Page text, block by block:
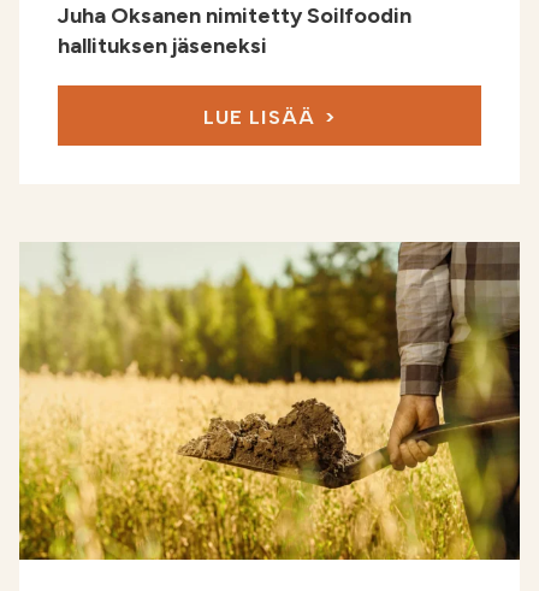
Juha Oksanen nimitetty Soilfoodin
hallituksen jäseneksi
LUE LISÄÄ